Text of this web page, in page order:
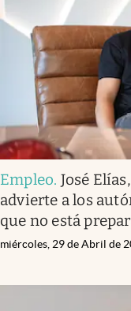
Empleo. José
advierte a los
que no está
miércoles, 29 de Abril de